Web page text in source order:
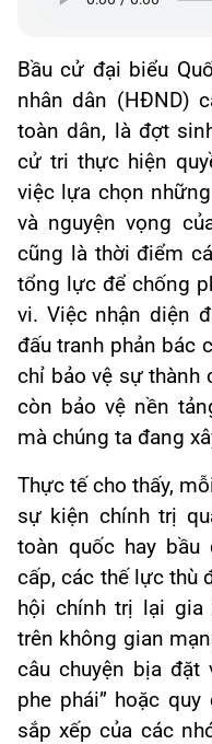
Bầu cử đại biểu
nhân dân (HĐND)
toàn dân, là đợt
cử tri thực hiện
việc lựa chọn
và nguyện vọng
cũng là thời điểm
tổng lực để chống
vi. Việc nhận diện
đấu tranh phản bác
chỉ bảo vệ sự thành
còn bảo vệ nền
mà chúng ta đang
Thực tế cho thấy,
sự kiện chính trị
toàn quốc hay
cấp, các thế lực thù
hội chính trị lại gia
trên không gian
câu chuyện bịa đặt
phe phái” hoặc
sắp xếp của các